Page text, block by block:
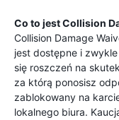
Co to jest Collision
Collision Damage
jest dostępne i
się roszczeń na
za którą ponosisz
zablokowany na
lokalnego biura.